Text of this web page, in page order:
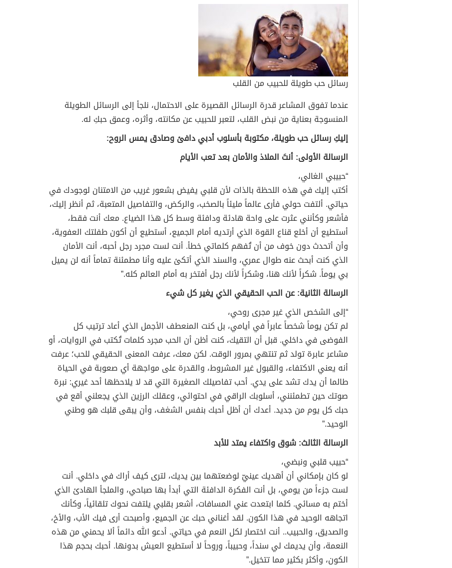
رسائل حب طويلة للحبيب من القلب
عندما تفوق المشاعر قدرة الرسائل القصيرة على الاحتمال، نلجأ إلى الرسائل الطويلة
المنسوجة بعناية من نبض القلب، لتعبر للحبيب عن مكانته، وأثره، وعمق حبكِ له.
إليكِ رسائل حب طويلة، مكتوبة بأسلوب أدبي دافئ وصادق يمس الروح:
الرسالة الأولى: أنتَ الملاذ والأمان بعد تعب الأيام
“حبيبي الغالي،
أكتب إليك في هذه اللحظة بالذات لأن قلبي يفيض بشعور غريب من الامتنان لوجودك في
حياتي. ألتفت حولي فأرى عالماً مليئاً بالصخب، والركض، والتفاصيل المتعبة، ثم أنظر إليك،
فأشعر وكأنني عثرت على واحة هادئة ودافئة وسط كل هذا الضياع. معك أنت فقط،
أستطيع أن أخلع قناع القوة الذي أرتديه أمام الجميع، أستطيع أن أكون طفلتك العفوية،
وأن أتحدث دون خوف من أن تُفهم كلماتي خطأ. أنت لست مجرد رجل أحبه، أنت الأمان
الذي كنت أبحث عنه طوال عمري، والسند الذي أتكئ عليه وأنا مطمئنة تماماً أنه لن يميل
بي يوماً. شكراً لأنك هنا، وشكراً لأنك رجل أفتخر به أمام العالم كله.”
الرسالة الثانية: عن الحب الحقيقي الذي يغير كل شيء
“إلى الشخص الذي غير مجرى روحي،
لم تكن يوماً شخصاً عابراً في أيامي، بل كنت المنعطف الأجمل الذي أعاد ترتيب كل
الفوضى في داخلي. قبل أن التقيك، كنت أظن أن الحب مجرد كلمات تُكتب في الروايات، أو
مشاعر عابرة تولد ثم تنتهي بمرور الوقت. لكن معك، عرفت المعنى الحقيقي للحب؛ عرفت
أنه يعني الاكتفاء، والقبول غير المشروط، والقدرة على مواجهة أي صعوبة في الحياة
طالما أن يدك تشد على يدي. أحب تفاصيلك الصغيرة التي قد لا يلاحظها أحد غيري: نبرة
صوتك حين تطمئنني، أسلوبك الراقي في احتوائي، وعقلك الرزين الذي يجعلني أقع في
حبك كل يوم من جديد. أعدك أن أظل أحبك بنفس الشغف، وأن يبقى قلبك هو وطني
الوحيد.”
الرسالة الثالث: شوق واكتفاء يمتد للأبد
“حبيب قلبي ونبضي،
لو كان بإمكاني أن أهديك عينيّ لوضعتهما بين يديك، لترى كيف أراك في داخلي. أنت
لست جزءاً من يومي، بل أنت الفكرة الدافئة التي أبدأ بها صباحي، والملجأ الهادئ الذي
أختم به مسائي. كلما ابتعدت عني المسافات، أشعر بقلبي يلتفت نحوك تلقائياً، وكأنك
اتجاهه الوحيد في هذا الكون. لقد أغناني حبك عن الجميع، وأصبحت أرى فيك الأب، والأخ،
والصديق، والحبيب.. أنت اختصار لكل النعم في حياتي. أدعو الله دائماً ألا يحمني من هذه
النعمة، وأن يديمك لي سنداً، وحبيباً، وروحاً لا أستطيع العيش بدونها. أحبك بحجم هذا
الكون، وأكثر بكثير مما تتخيل.”